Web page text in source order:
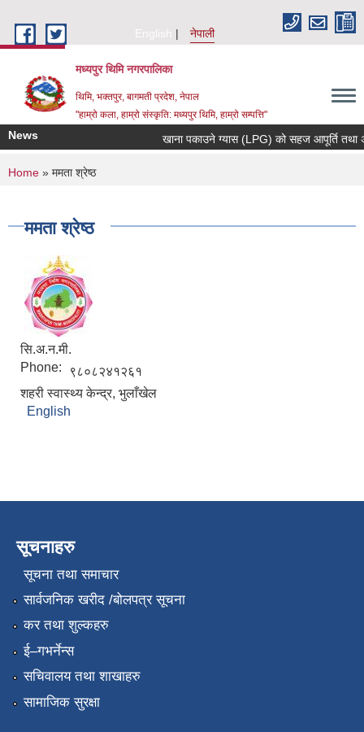
English
नेपाली
मध्यपुर थिमि नगरपालिका
थिमि, भक्तपुर, बागमती प्रदेश, नेपाल
"हाम्रो कला, हाम्रो संस्कृति: मध्यपुर थिमि, हाम्रो सम्पत्ति"
News खाना पकाउने ग्यास (LPG) को सहज आपूर्ति तथा
You are here
Home » ममता श्रेष्ठ
ममता श्रेष्ठ
सि.अ.न.मी.
Phone:
९८०८२४१२६१
शहरी स्वास्थ्य केन्द्र, भुलाँखेल
English
सूचनाहरु
सूचना तथा समाचार
सार्वजनिक खरीद /बोलपत्र सूचना
कर तथा शुल्कहरु
ई–गभर्नेन्स
सचिवालय तथा शाखाहरु
सामाजिक सुरक्षा